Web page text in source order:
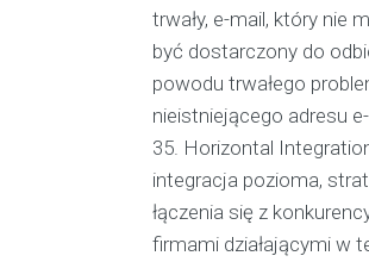
trwały, e-mail, który nie
być dostarczony do
powodu trwałego
nieistniejącego adresu e-
Horizontal
integracja pozioma,
łączenia się z
firmami działającymi w